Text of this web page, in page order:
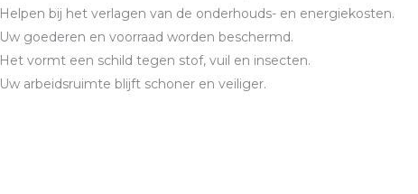
Helpen bij het verlagen van de onderhouds- en energiekosten.
Uw goederen en voorraad worden beschermd.
Het vormt een schild tegen stof, vuil en insecten.
Uw arbeidsruimte blijft schoner en veiliger.